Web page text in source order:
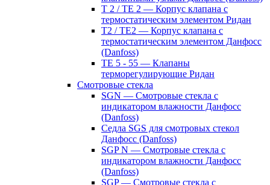
T 2 / TE 2 — Корпус клапана с
термостатическим элементом Ридан
T2 / TE2 — Корпус клапана с
термостатическим элементом Данфосс
(Danfoss)
TE 5 - 55 — Клапаны
терморегулирующие Ридан
Смотровые стекла
SGN — Смотровые стекла с
индикатором влажности Данфосс
(Danfoss)
Седла SGS для смотровых стекол
Данфосс (Danfoss)
SGP N — Смотровые стекла с
индикатором влажности Данфосс
(Danfoss)
SGP — Смотровые стекла с